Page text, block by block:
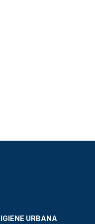
IGIENE URBANA